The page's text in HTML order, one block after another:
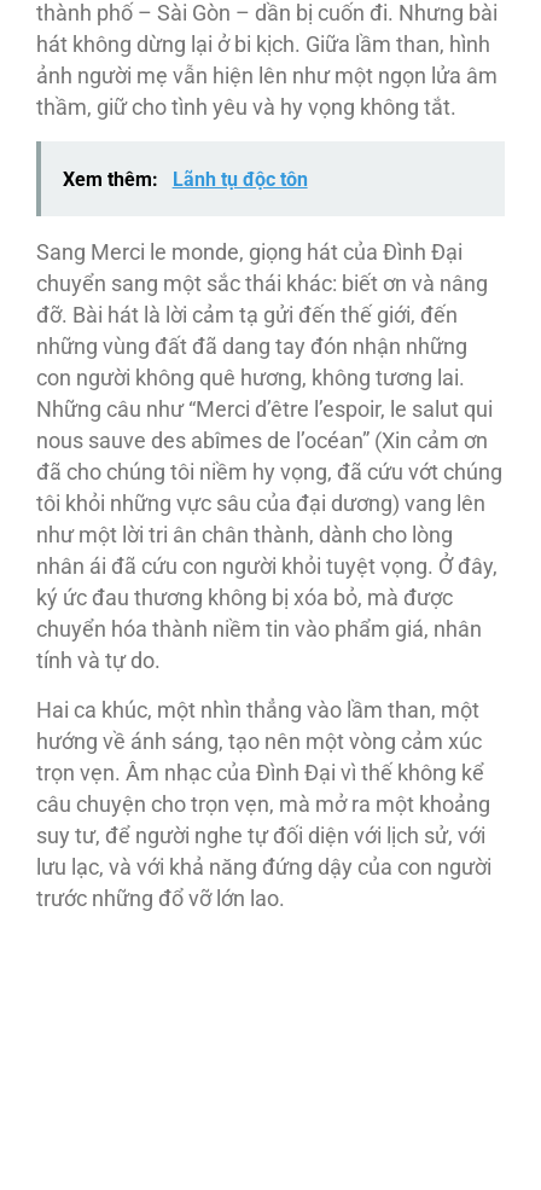
thành phố – Sài Gòn – dần bị cuốn đi. Nhưng bài
hát không dừng lại ở bi kịch. Giữa lầm than, hình
ảnh người mẹ vẫn hiện lên như một ngọn lửa âm
thầm, giữ cho tình yêu và hy vọng không tắt.
Xem thêm: Lãnh tụ độc tôn
Sang Merci le monde, giọng hát của Đình Đại
chuyển sang một sắc thái khác: biết ơn và nâng
đỡ. Bài hát là lời cảm tạ gửi đến thế giới, đến
những vùng đất đã dang tay đón nhận những
con người không quê hương, không tương lai.
Những câu như “Merci d’être l’espoir, le salut qui
nous sauve des abîmes de l’océan” (Xin cảm ơn
đã cho chúng tôi niềm hy vọng, đã cứu vớt chúng
tôi khỏi những vực sâu của đại dương) vang lên
như một lời tri ân chân thành, dành cho lòng
nhân ái đã cứu con người khỏi tuyệt vọng. Ở đây,
ký ức đau thương không bị xóa bỏ, mà được
chuyển hóa thành niềm tin vào phẩm giá, nhân
tính và tự do.
Hai ca khúc, một nhìn thẳng vào lầm than, một
hướng về ánh sáng, tạo nên một vòng cảm xúc
trọn vẹn. Âm nhạc của Đình Đại vì thế không kể
câu chuyện cho trọn vẹn, mà mở ra một khoảng
suy tư, để người nghe tự đối diện với lịch sử, với
lưu lạc, và với khả năng đứng dậy của con người
trước những đổ vỡ lớn lao.